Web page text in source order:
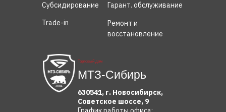
Торговый дом
МТЗ-Сибирь
Trade-in
Субсидирование
Ремонт и
восстановление
Гарант. обслуживание
630541, г. Новосибирск,
Советское шоссе, 9